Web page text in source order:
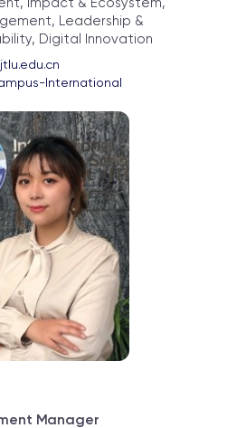
Leadership &
Digital Innovation
International
Manager